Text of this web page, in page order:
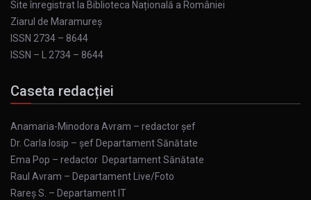
Site înregistrat la Biblioteca Națională a României
Ziarul de Maramureş
ISSN 2734 – 8644
ISSN – L 2734 – 8644
Caseta redacției
Anamaria-Minodora Avram – redactor șef
Dr. Carla Iosip – șef Departament Sănătate
Ema Pop – redactor Departament Sănătate
Raul Avram – Departament Live/Foto
Rareș S. – Departament IT